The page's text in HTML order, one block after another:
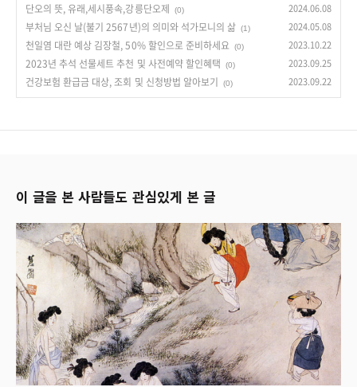
단오의 뜻, 유래,세시풍속,강릉단오제 (0) 2024.06.08
부처님 오신 날(불기 2567년)의 의미와 석가모니의 삶 (1) 2024.05.08
천일염 대란 예상 김장철, 50% 할인으로 준비하세요 (0) 2023.10.22
2023년 추석 선물세트 추천 및 사전예약 할인혜택 (0) 2023.09.25
건강보험 환급금 대상, 조회 및 신청방법 알아보기 (0) 2023.09.22
이 글을 본 사람들도 관심있게 본 글